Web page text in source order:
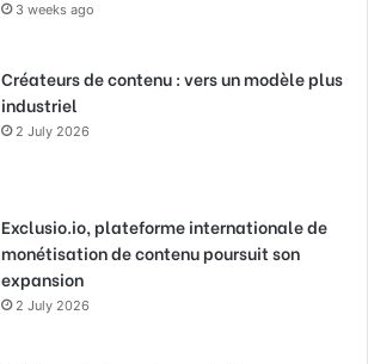
3 weeks ago
Créateurs de contenu : vers un modèle plus
industriel
2 July 2026
Exclusio.io, plateforme internationale de
monétisation de contenu poursuit son
expansion
2 July 2026